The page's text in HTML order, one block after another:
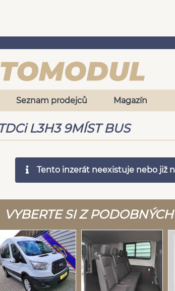
Seznam prodejců Magazín
L3H3 9MÍST BUS
Tento inzerát neexistuje nebo již
VYBERTE SI Z